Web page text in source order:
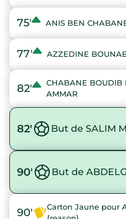
75' ANIS BEN
77' AZZEDINE
82'
CHABANE BOUDIB
AMMAR
82' But de SALIM
90' But de
90'
Carton Jaune pour